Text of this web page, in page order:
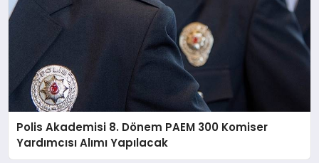
Polis Akademisi 8. Dönem PAEM 300 Komiser
Yardımcısı Alımı Yapılacak